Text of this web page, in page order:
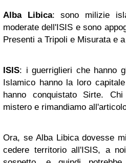
Alba Libica: sono milizie
moderate dell'ISIS e sono
Presenti a Tripoli e Misurata e
ISIS: i guerriglieri che hanno
Islamico hanno la loro
hanno conquistato Sirte.
mistero e rimandiamo
Ora, se Alba Libica dovesse
cedere territorio all'ISIS, a